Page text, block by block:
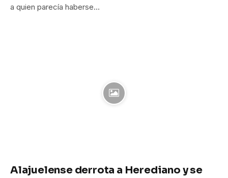
a quien parecía haberse…
Alajuelense derrota a Herediano y se